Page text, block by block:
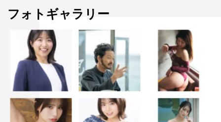
フォトギャラリー